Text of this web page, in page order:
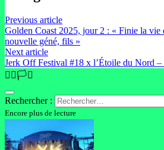
Previous article
Golden Coast 2025, jour 2 : « Finie la vie
nouvelle géné, fils »
Next article
Jerk Off Festival #18 x l’Étoile du Nord
🏳️‍🌈🏳️‍⚧️
Rechercher :
Encore plus de lecture